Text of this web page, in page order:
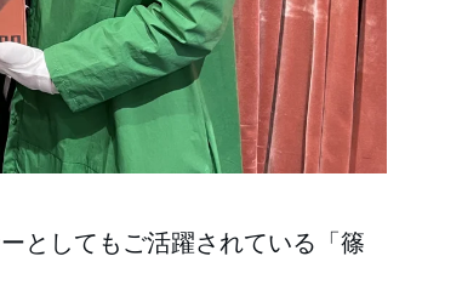
としてもご活躍されている「篠